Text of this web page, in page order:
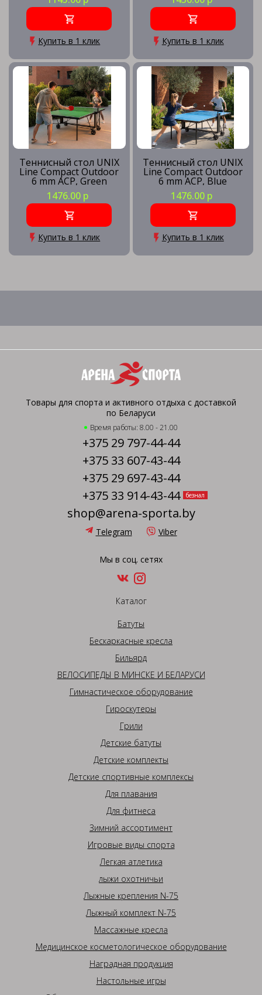
Купить в 1 клик Купить в 1 клик
Теннисный стол UNIX
Line Compact Outdoor
6 mm ACP, Green
1476.00 р
Купить в 1 клик
Теннисный стол UNIX
Line Compact Outdoor
6 mm ACP, Blue
1476.00 р
Купить в 1 клик
Товары для спорта и активного отдыха с доставкой
по Беларуси
Время работы: 8.00 - 21.00
+375 29 797-44-44
+375 33 607-43-44
+375 29 697-43-44
+375 33 914-43-44
безнал
shop@arena-sporta.by
Telegram Viber
Мы в соц. сетях
Каталог
Батуты
Бескаркасные кресла
Бильярд
ВЕЛОСИПЕДЫ В МИНСКЕ И БЕЛАРУСИ
Гимнастическое оборудование
Гироскутеры
Грили
Детские батуты
Детские комплекты
Детские спортивные комплексы
Для плавания
Для фитнеса
Зимний ассортимент
Игровые виды спорта
Легкая атлетика
лыжи охотничьи
Лыжные крепления N-75
Лыжный комплект N-75
Массажные кресла
Медицинское косметологическое оборудование
Наградная продукция
Настольные игры